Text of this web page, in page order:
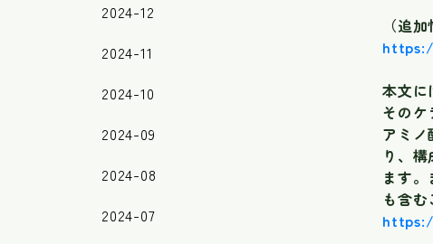
2024-12
2024-11
2024-10
2024-09
2024-08
2024-07
（追加
本文に
その
アミ
り、
ます
も含